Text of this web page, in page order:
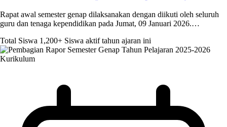
Rapat awal semester genap dilaksanakan dengan diikuti oleh seluruh
guru dan tenaga kependidikan pada Jumat, 09 Januari 2026.…
Total Siswa 1,200+ Siswa aktif tahun ajaran ini
Kurikulum